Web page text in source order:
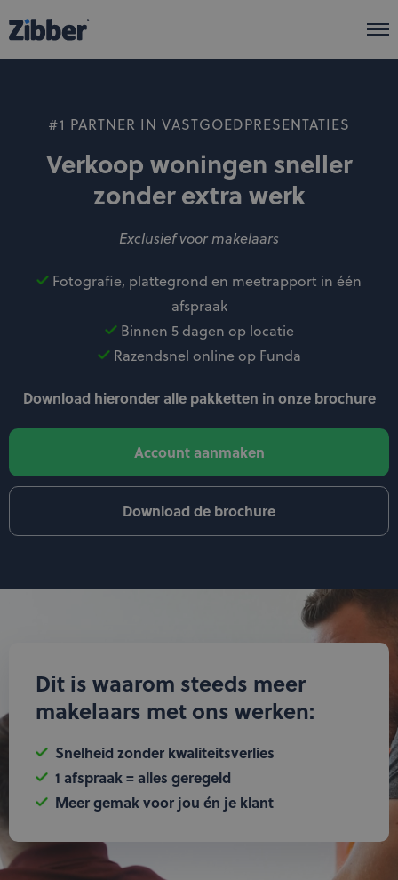
Producten
Meer info
We're hiring!
Customer Supportsupport_agent
person
#1 PARTNER IN VASTGOEDPRESENTATIES
Verkoop woningen sneller
zonder extra werk
Exclusief voor makelaars
Fotografie, plattegrond en meetrapport in één
afspraak
Binnen 5 dagen op locatie
Razendsnel online op Funda
Download hieronder alle pakketten in onze brochure
Account aanmaken
Download de brochure
Dit is waarom steeds meer
makelaars met ons werken:
Snelheid zonder kwaliteitsverlies
1 afspraak = alles geregeld
Meer gemak voor jou én je klant